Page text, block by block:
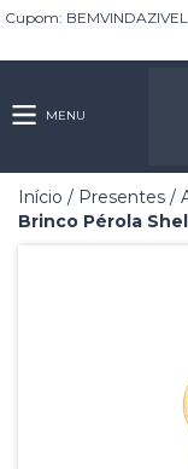
Cupom:
MENU
Início / Presentes /
Brinco Pérola